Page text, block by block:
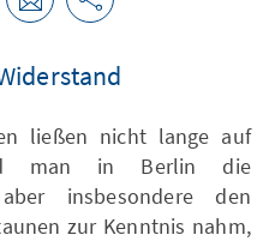
ließen nicht lange auf
man in Berlin die
insbesondere den
zur Kenntnis nahm,